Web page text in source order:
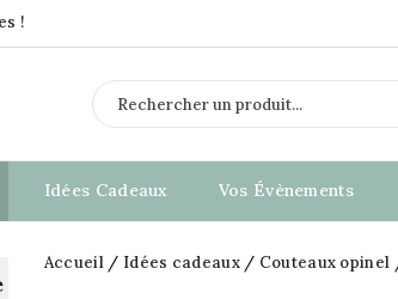
!
Idées Cadeaux Vos Évènements
Accueil Idées cadeaux Couteaux opinel